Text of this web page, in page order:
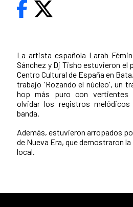
La artista española Larah
Sánchez y Dj Tisho estuvieron el
Centro Cultural de España en
trabajo 'Rozando el núcleo', un
hop más puro con vertientes
olvidar los registros
banda.
Además, estuvieron arropados
de Nueva Era, que demostraron
local.